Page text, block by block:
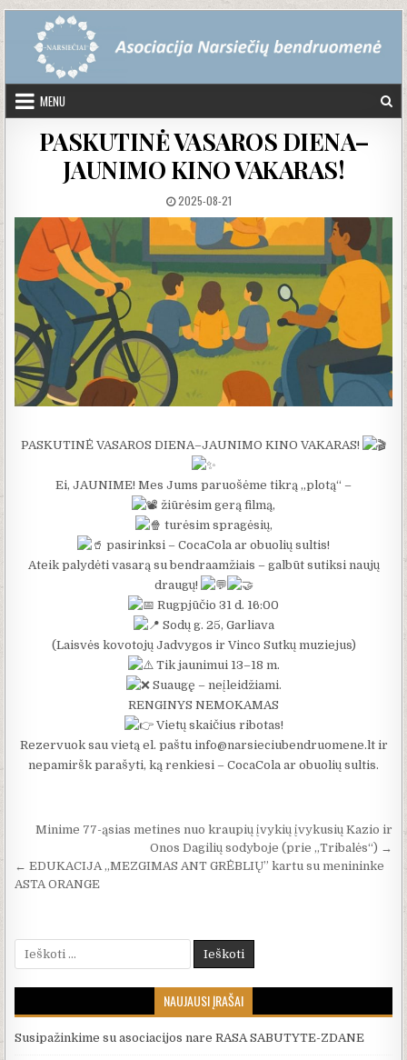
Skip to content
MENU
PASKUTINĖ VASAROS DIENA–
JAUNIMO KINO VAKARAS!
PUBLISHED DATE:
2025-08-21
PASKUTINĖ VASAROS DIENA–JAUNIMO KINO VAKARAS!
Ei, JAUNIME! Mes Jums paruošėme tikrą „plotą“ –
žiūrėsim gerą filmą,
turėsim spragėsių,
pasirinksi – CocaCola ar obuolių sultis!
Ateik palydėti vasarą su bendraamžiais – galbūt sutiksi naujų
draugų!
Rugpjūčio 31 d. 16:00
Sodų g. 25, Garliava
(Laisvės kovotojų Jadvygos ir Vinco Sutkų muziejus)
Tik jaunimui 13–18 m.
Suaugę – neįleidžiami.
RENGINYS NEMOKAMAS
Vietų skaičius ribotas!
Rezervuok sau vietą el. paštu info@narsieciubendruomene.lt ir
nepamiršk parašyti, ką renkiesi – CocaCola ar obuolių sultis.
Navigacija tarp įrašų
Minime 77-ąsias metines nuo kraupių įvykių įvykusių Kazio ir
Onos Dagilių sodyboje (prie „Tribalės“) →
← EDUKACIJA „MEZGIMAS ANT GRĖBLIŲ” kartu su menininke
ASTA ORANGE
Ieškoti:
NAUJAUSI ĮRAŠAI
Susipažinkime su asociacijos nare RASA SABUTYTE-ZDANE